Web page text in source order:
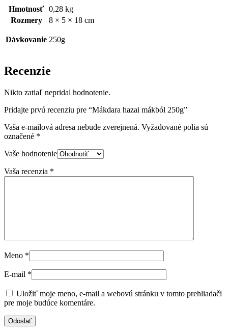
Hmotnosť 0,28 kg
Rozmery
8 × 5 × 18 cm
Dávkovanie 250g
Recenzie
Nikto zatiaľ nepridal hodnotenie.
Pridajte prvú recenziu pre “Mákdara hazai mákból 250g”
Vaša e-mailová adresa nebude zverejnená. Vyžadované polia sú
označené *
Vaše hodnotenie
Vaša recenzia *
Meno *
E-mail *
Uložiť moje meno, e-mail a webovú stránku v tomto prehliadači
pre moje budúce komentáre.